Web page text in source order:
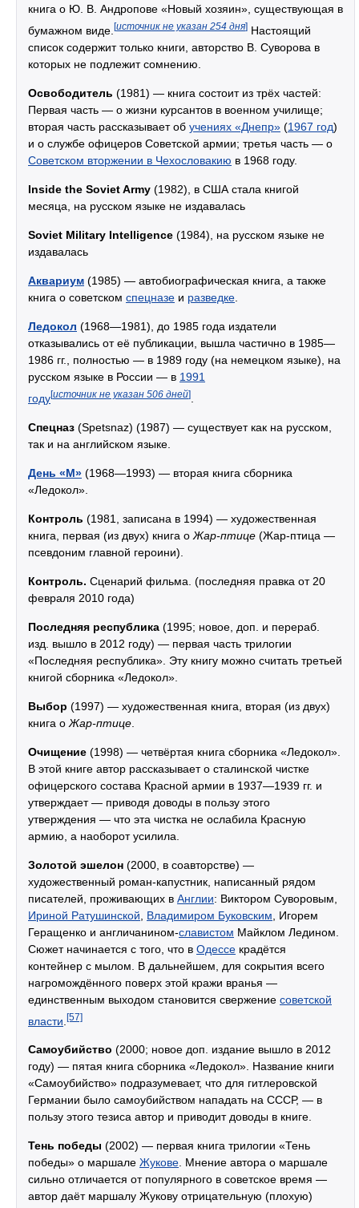
книга о Ю. В. Андропове «Новый хозяин», существующая в
бумажном виде. [источник не указан 254 дня] Настоящий
список содержит только книги, авторство В. Суворова в
которых не подлежит сомнению.
Освободитель (1981) — книга состоит из трёх частей:
Первая часть — о жизни курсантов в военном училище;
вторая часть рассказывает об учениях «Днепр» (1967 год)
и о службе офицеров Советской армии; третья часть — о
Советском вторжении в Чехословакию в 1968 году.
Inside the Soviet Army (1982), в США стала книгой
месяца, на русском языке не издавалась
Soviet Military Intelligence (1984), на русском языке не
издавалась
Аквариум (1985) — автобиографическая книга, а также
книга о советском спецназе и разведке
Ледокол (1968—1981), до 1985 года издатели
отказывались от её публикации, вышла частично в 1985—
1986 гг., полностью — в 1989 году (на немецком языке), на
русском языке в России — в 1991
году[источник не указан 506 дней]
Спецназ (Spetsnaz) (1987) — существует как на русском,
так и на английском языке.
День «М» (1968—1993) — вторая книга сборника
«Ледокол».
Контроль (1981, записана в 1994) — художественная
книга, первая (из двух) книга о Жар-птице (Жар-птица —
псевдоним главной героини).
Контроль. Сценарий фильма. (последняя правка от 20
февраля 2010 года)
Последняя республика (1995; новое, доп. и перераб.
изд. вышло в 2012 году) — первая часть трилогии
«Последняя республика». Эту книгу можно считать третьей
книгой сборника «Ледокол».
Выбор (1997) — художественная книга, вторая (из двух)
книга о Жар-птице
Очищение (1998) — четвёртая книга сборника «Ледокол».
В этой книге автор рассказывает о сталинской чистке
офицерского состава Красной армии в 1937—1939 гг. и
утверждает — приводя доводы в пользу этого
утверждения — что эта чистка не ослабила Красную
армию, а наоборот усилила.
Золотой эшелон (2000, в соавторстве) —
художественный роман-капустник, написанный рядом
писателей, проживающих в Англии: Виктором Суворовым,
Ириной Ратушинской
Владимиром Буковским , Игорем
Геращенко и англичанином-славистом Майклом Ледином.
Сюжет начинается с того, что в Одессе крадётся
контейнер с мылом. В дальнейшем, для сокрытия всего
нагромождённого поверх этой кражи вранья —
единственным выходом становится свержение советской
власти [57]
Самоубийство (2000; новое доп. издание вышло в 2012
году) — пятая книга сборника «Ледокол». Название книги
«Самоубийство» подразумевает, что для гитлеровской
Германии было самоубийством нападать на СССР, — в
пользу этого тезиса автор и приводит доводы в книге.
Тень победы (2002) — первая книга трилогии «Тень
победы» о маршале Жукове . Мнение автора о маршале
сильно отличается от популярного в советское время —
автор даёт маршалу Жукову отрицательную (плохую)